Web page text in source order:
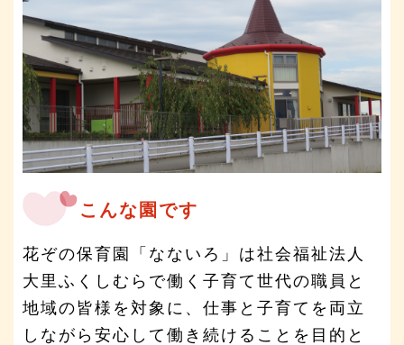
こんな園です
花ぞの保育園「なないろ」は社会福祉法人
大里ふくしむらで働く子育て世代の職員と
地域の皆様を対象に、仕事と子育てを両立
しながら安心して働き続けることを目的と